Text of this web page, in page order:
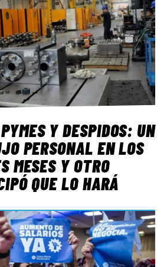
PYMES Y DESPIDOS: UN
PERSONAL EN LOS
MESES Y OTRO
QUE LO HARÁ